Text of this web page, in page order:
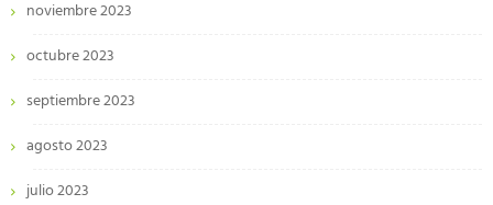
noviembre 2023
octubre 2023
septiembre 2023
agosto 2023
julio 2023